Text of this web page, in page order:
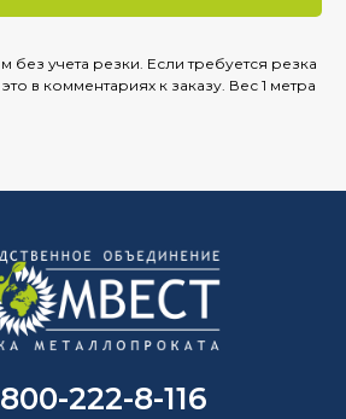
без учета резки. Если требуется резка
в комментариях к заказу. Вес 1 метра
222-8-116